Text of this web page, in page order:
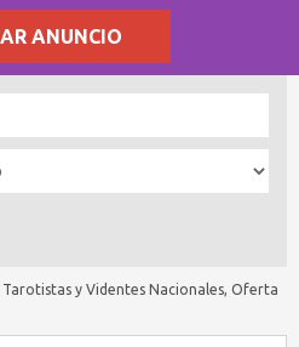
ANUNCIO
Tarotistas y Videntes Nacionales, Oferta